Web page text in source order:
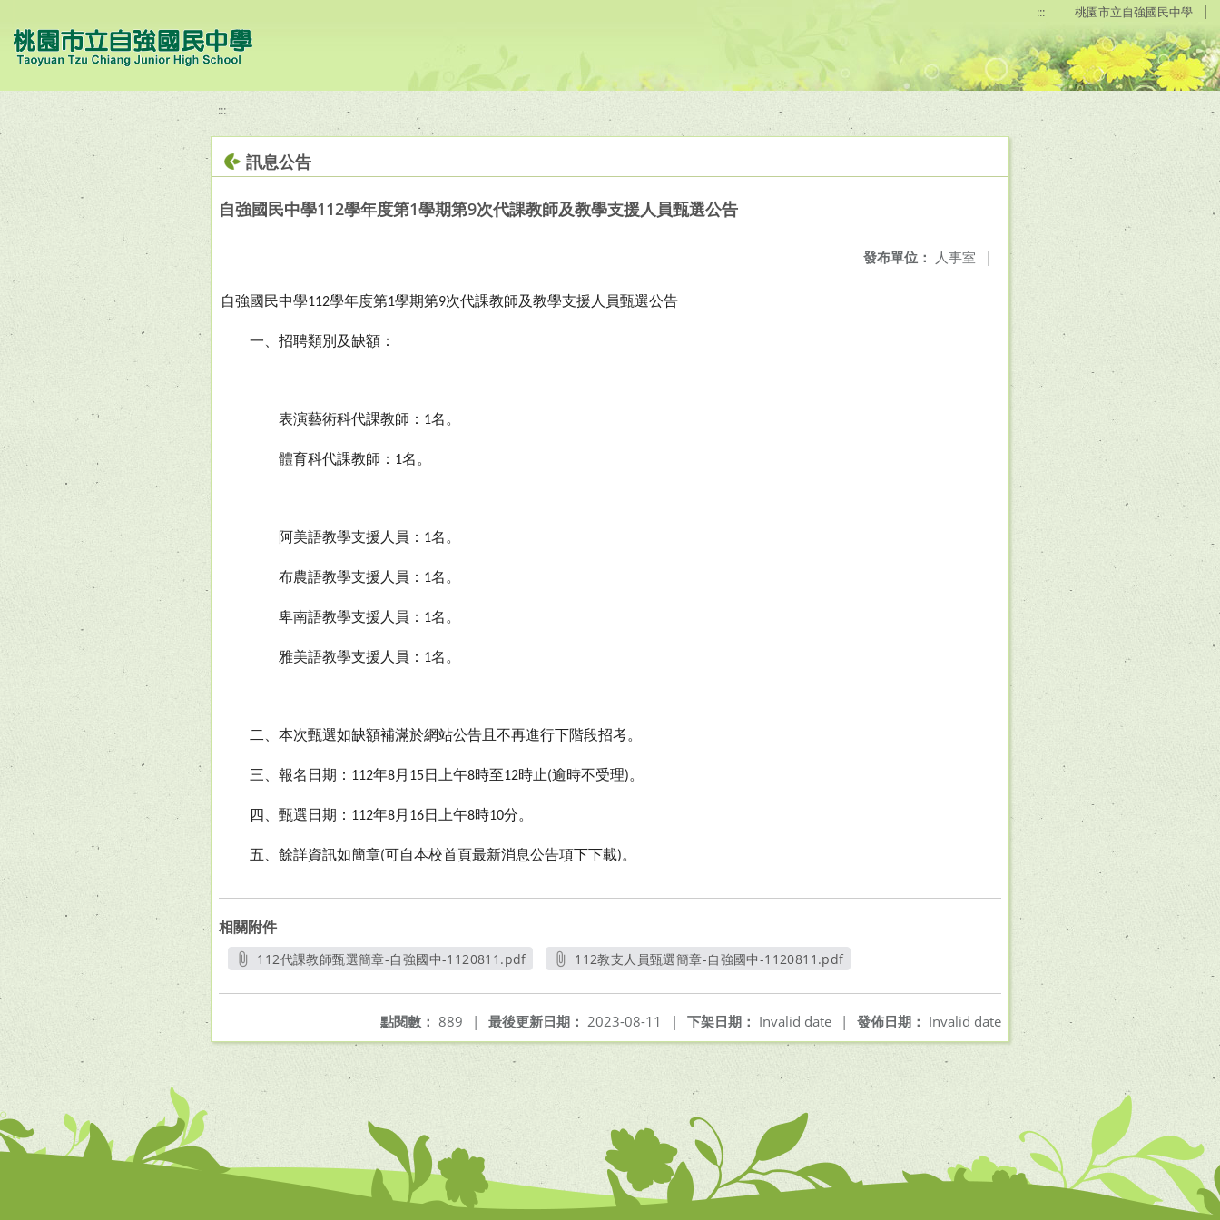
::: 桃園市立自強國民中學
:::
訊息公告
自強國民中學112學年度第1學期第9次代課教師及教學支援人員甄選公告
發布單位： 人事室 |
自強國民中學112學年度第1學期第9次代課教師及教學支援人員甄選公告
一、招聘類別及缺額：
表演藝術科代課教師： 1名。
體育科代課教師： 1名。
阿美語教學支援人員： 1名。
布農語教學支援人員： 1名。
卑南語教學支援人員： 1名。
雅美語教學支援人員： 1名。
二、本次甄選如缺額補滿於網站公告且不再進行下階段招考。
三、報名日期： 112年8月 15日上午8時至12時止(逾時不受理)。
四、甄選日期： 112年8月 16日上午8時10分。
五、餘詳資訊如簡章(可自本校首頁最新消息公告項下下載)。
相關附件
112代課教師甄選簡章-自強國中-1120811.pdf
112教支人員甄選簡章-自強國中-1120811.pdf
發佈日期： Invalid date
下架日期： Invalid date |
最後更新日期： 2023-08-11 |
點閱數： 889 |